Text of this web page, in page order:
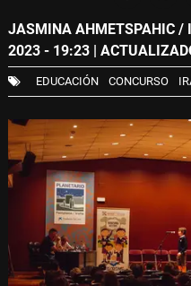
JASMINA AHMETSPAHIC /
2023 - 19:23 |
EDUCACIÓN CONCURSO